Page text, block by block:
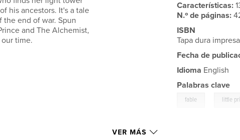
his ancestors. It's a tale
end of war. Spun
and The Alchemist,
time.
Características:
N.º de páginas:
ISBN
Tapa dura
Fecha de
Idioma English
Palabras clave
fable little
VER MÁS